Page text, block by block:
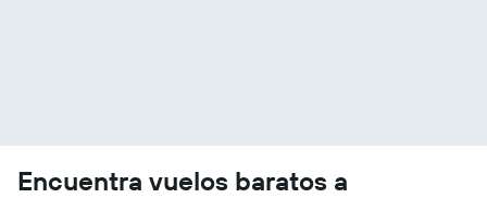
Encuentra vuelos baratos a